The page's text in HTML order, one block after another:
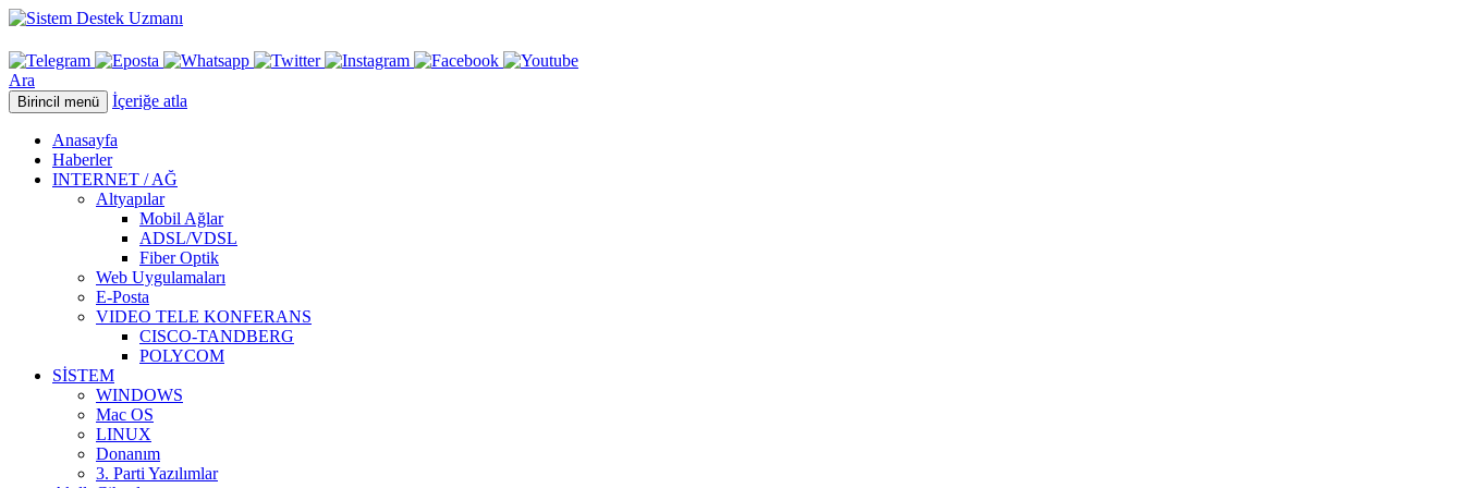
Ara
Birincil menü İçeriğe atla
Anasayfa
Haberler
INTERNET / AĞ
Altyapılar
Mobil Ağlar
ADSL/VDSL
Fiber Optik
Web Uygulamaları
E-Posta
VIDEO TELE KONFERANS
CISCO-TANDBERG
POLYCOM
SİSTEM
WINDOWS
Mac OS
LINUX
Donanım
3. Parti Yazılımlar